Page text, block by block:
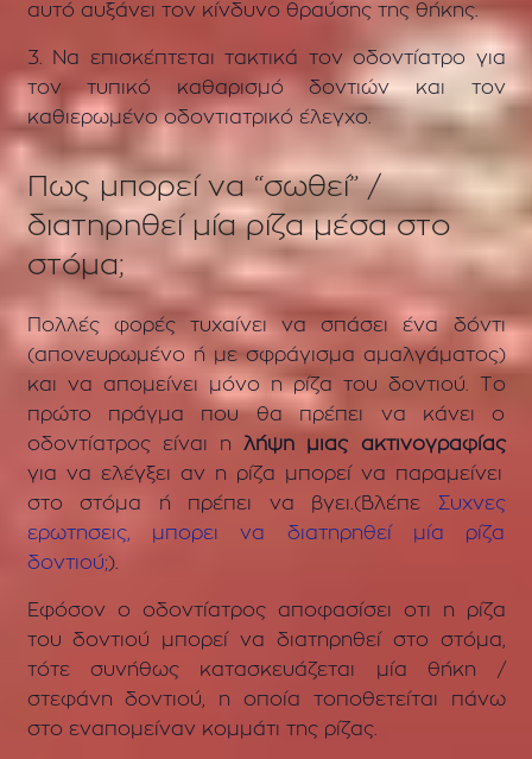
αυτό αυξάνει τον κίνδυνο θραύσης της θήκης.
3. Να επισκέπτεται τακτικά τον οδοντίατρο για
τον τυπικό καθαρισμό δοντιών και τον
καθιερωμένο οδοντιατρικό έλεγχο.
Πως μπορεί να “σωθεί” /
διατηρηθεί μία ρίζα μέσα στο
στόμα;
Πολλές φορές τυχαίνει να σπάσει ένα δόντι
(απονευρωμένο ή με σφράγισμα αμαλγάματος)
και να απομείνει μόνο η ρίζα του δοντιού.
Το
πρώτο πράγμα που θα πρέπει να κάνει ο
οδοντίατρος είναι η λήψη μιας ακτινογραφίας
για να ελέγξει αν η ρίζα μπορεί να παραμείνει
στο στόμα ή πρέπει να βγει.(Βλέπε Συχνες
ερωτησεις, μπορει να διατηρηθεί μία ρίζα
δοντιού;).
Εφόσον ο οδοντίατρος αποφασίσει οτι η ρίζα
του δοντιού μπορεί να διατηρηθεί στο στόμα,
τότε συνήθως κατασκευάζεται μία θήκη /
στεφάνη δοντιού, η οποία τοποθετείται πάνω
στο εναπομείναν κομμάτι της ρίζας.